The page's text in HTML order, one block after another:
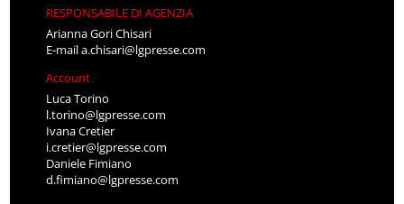
RESPONSABILE DI AGENZIA
Arianna Gori Chisari
E-maila.chisari@lgpresse.com
Account
Luca Torino
l.torino@lgpresse.com
Ivana Cretier
i.cretier@lgpresse.com
Daniele Fimiano
d.fimiano@lgpresse.com